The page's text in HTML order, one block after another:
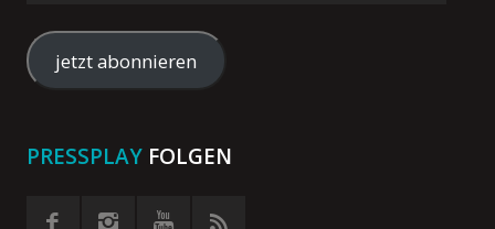
Mail-
Adresse
eingeben
jetzt abonnieren
PRESSPLAY FOLGEN